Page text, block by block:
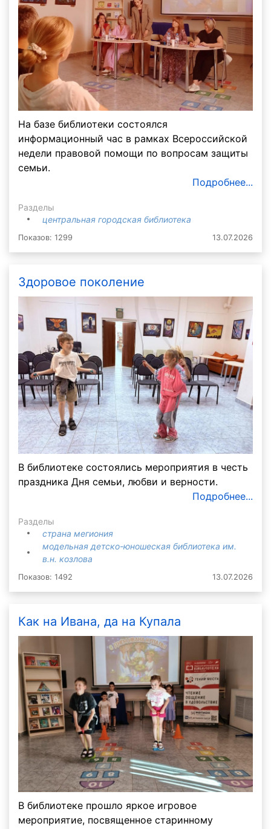
На базе библиотеки состоялся
информационный час в рамках Всероссийской
недели правовой помощи по вопросам защиты
семьи.
Подробнее...
Разделы
центральная городская библиотека
Показов: 1299 13.07.2026
Здоровое поколение
В библиотеке состоялись мероприятия в честь
праздника Дня семьи, любви и верности.
Подробнее...
Разделы
страна мегиония
модельная детско-юношеская библиотека им.
в.н. козлова
Показов: 1492 13.07.2026
Как на Ивана, да на Купала
В библиотеке прошло яркое игровое
мероприятие, посвященное старинному